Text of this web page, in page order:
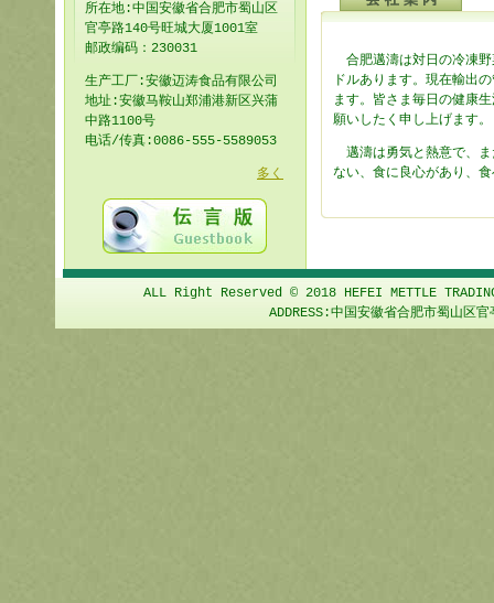
所在地:中国安徽省合肥市蜀山区
官亭路140号旺城大厦1001室
邮政编码：230031
生产工厂:安徽迈涛食品有限公司
地址:安徽马鞍山郑浦港新区兴蒲
中路1100号
电话/传真:0086-555-5589053
多く
合肥邁濤は対日の冷凍野
ドルあります。現在輸出
ます。 皆さま毎日の健康
願いした く申し上げます。
邁濤は勇気と熱意で、
ない、食に良心があり、
ALL Right Reserved © 2018 HEFEI METTLE
ADDRESS:中国安徽省合肥市蜀山